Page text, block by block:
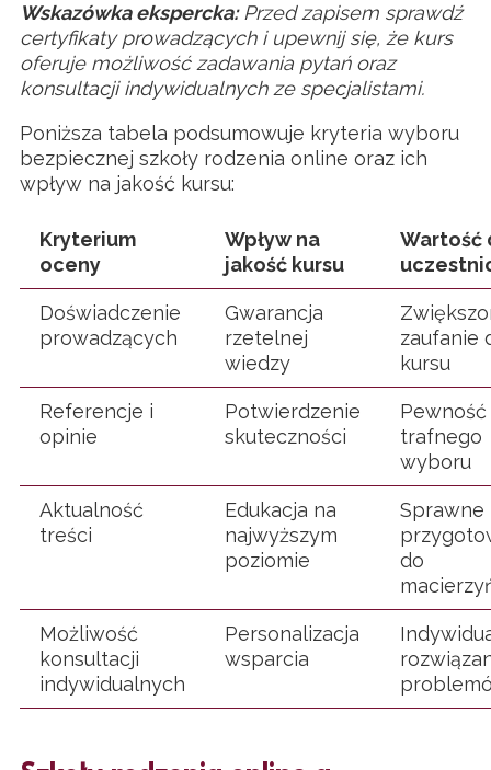
Wskazówka ekspercka: Przed zapisem sprawdź
certyfikaty prowadzących i upewnij się, że kurs
oferuje możliwość zadawania pytań oraz
konsultacji indywidualnych ze specjalistami.
Poniższa tabela podsumowuje kryteria wyboru
bezpiecznej szkoły rodzenia online oraz ich
wpływ na jakość kursu:
Kryterium
oceny
Wpływ na
jakość kursu
Wartość
Doświadczenie
prowadzących
Gwarancja
rzetelnej
wiedzy
zaufanie
kursu
Referencje i
opinie
Potwierdzenie
skuteczności
Pewność
trafnego
wyboru
Aktualność
treści
Edukacja na
najwyższym
poziomie
Sprawne
do
Możliwość
konsultacji
indywidualnych
Personalizacja
wsparcia